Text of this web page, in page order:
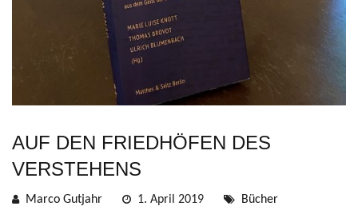
AUF DEN FRIEDHÖFEN DES
VERSTEHENS
Marco Gutjahr 1. April 2019 Bücher